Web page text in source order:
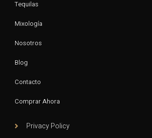
Tequilas
Mixología
Nosotros
Blog
Contacto
Comprar Ahora
Privacy Policy